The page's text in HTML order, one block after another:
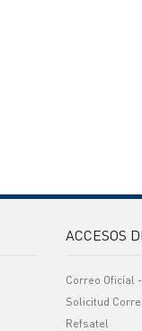
ACCESOS
Correo Oficial
Solicitud
Refsatel